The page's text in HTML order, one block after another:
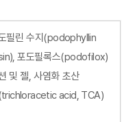
필린 수지 (podophyllin
포도필록스(podofilox)
및 젤, 사염화 초산
acid, TCA)